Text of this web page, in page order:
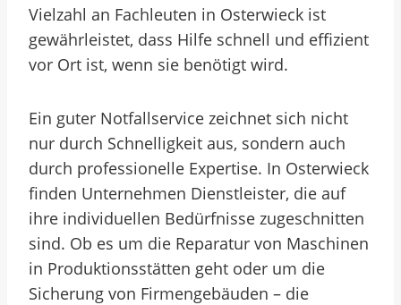
Vielzahl an Fachleuten in Osterwieck ist
gewährleistet, dass Hilfe schnell und effizient
vor Ort ist, wenn sie benötigt wird.
Ein guter Notfallservice zeichnet sich nicht
nur durch Schnelligkeit aus, sondern auch
durch professionelle Expertise. In Osterwieck
finden Unternehmen Dienstleister, die auf
ihre individuellen Bedürfnisse zugeschnitten
sind. Ob es um die Reparatur von Maschinen
in Produktionsstätten geht oder um die
Sicherung von Firmengebäuden – die